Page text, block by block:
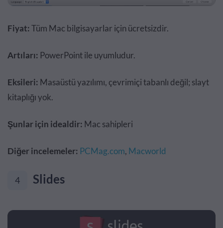
Fiyat:Tüm Mac bilgisayarlar için ücretsizdir.
Artıları: PowerPoint ile uyumludur.
Eksileri: Masaüstü yazılımı, çevrimiçi tabanlı değil; slayt
kitaplığı yok.
Şunlar için idealdir: Mac sahipleri
Diğer incelemeler: PCMag.com, Macworld
4 Slides